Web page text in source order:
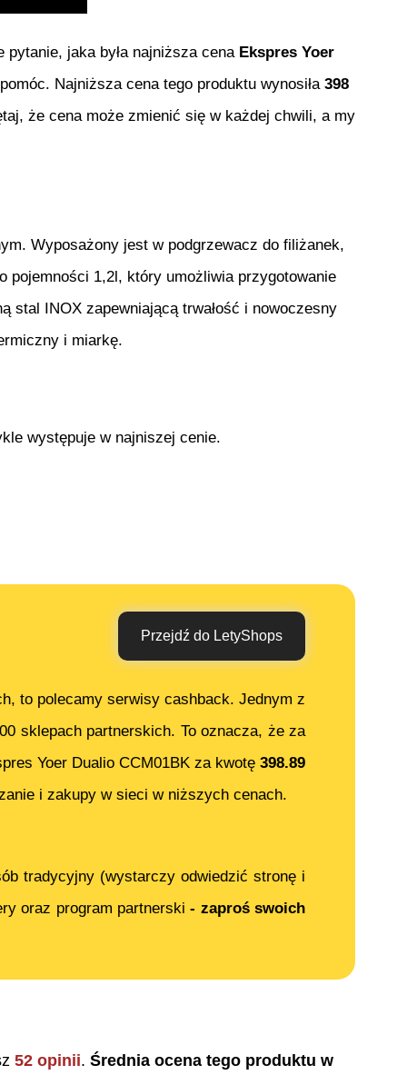
pytanie, jaka była najniższa cena Ekspres Yoer
Najniższa cena tego produktu wynosiła 398
że cena może zmienić się w każdej chwili, a my
Wyposażony jest w podgrzewacz do filiżanek,
pojemności 1,2l, który umożliwia przygotowanie
stal INOX zapewniającą trwałość i nowoczesny
i miarkę.
występuje w najniszej cenie.
Przejdź do LetyShops
to polecamy serwisy cashback. Jednym z
sklepach partnerskich. To oznacza, że za
Yoer Dualio CCM01BK za kwotę 398.89
i zakupy w sieci w niższych cenach.
tradycyjny (wystarczy odwiedzić stronę i
oraz program partnerski- zaproś swoich
52 opinii. Średnia ocena tego produktu w